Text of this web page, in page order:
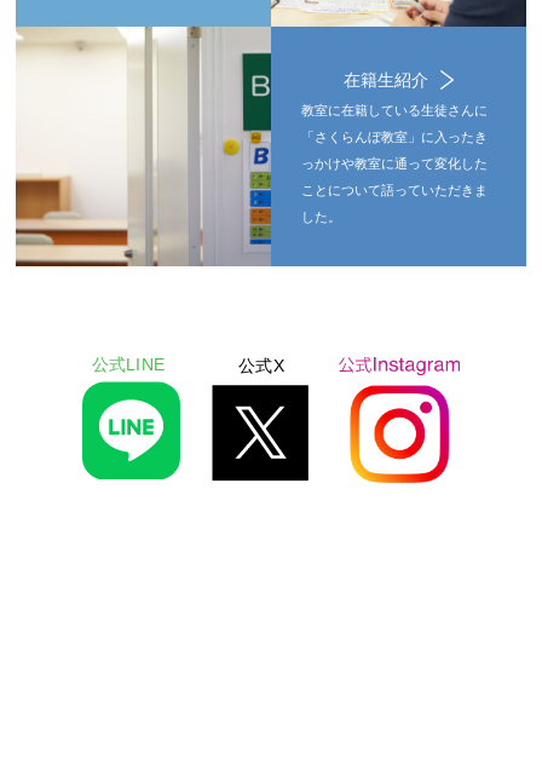
在籍生紹介
教室に在籍している生徒さんに
「さくらんぼ教室」に入ったき
っかけや教室に通って変化した
ことについて語っていただきま
した。